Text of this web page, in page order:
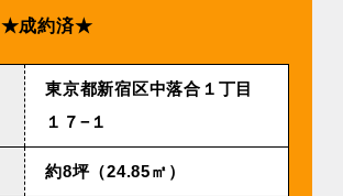
★成約済★
東京都新宿区中落合１丁目
１７−１
約8坪（24.85㎡）